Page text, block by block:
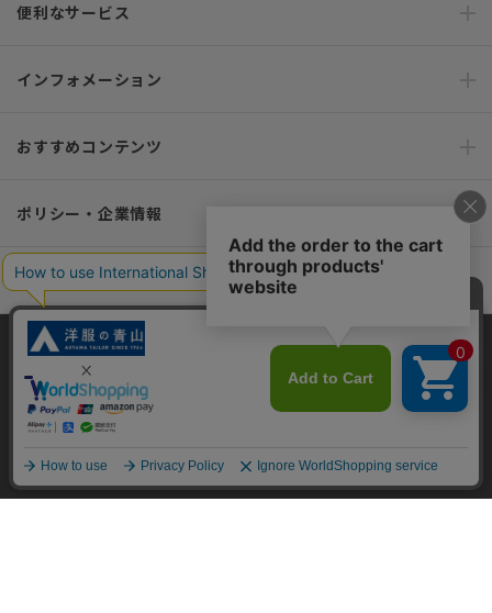
便利なサービス
インフォメーション
おすすめコンテンツ
ポリシー・企業情報
オーダースーツなら SHITATE
OFFICIAL SNS
当サイトでは、快適な閲覧体験とコンテンツ改善のためにCookieを使用
しています。閲覧を続けることで、Cookieの使用に同意したものとみな
します。詳細については
同意して閉じる